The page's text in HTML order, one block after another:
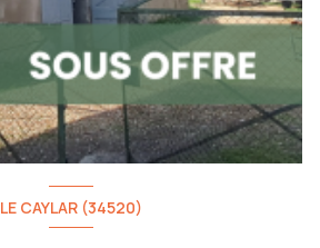
LE CAYLAR (34520)